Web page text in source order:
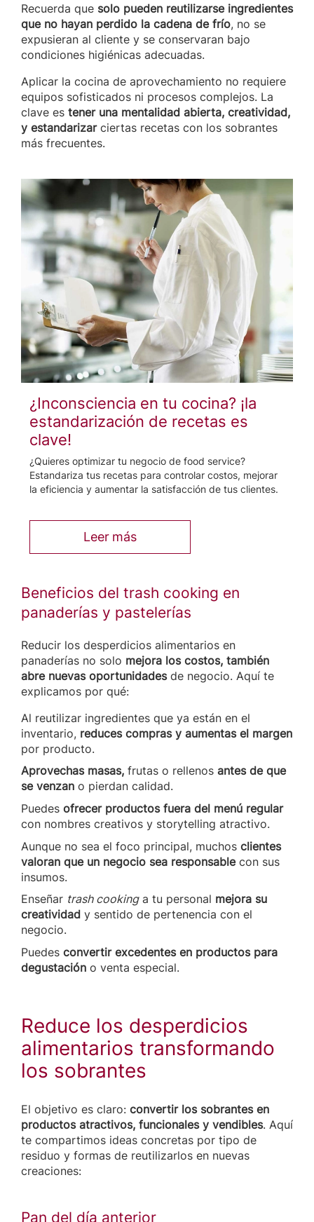
Recuerda que solo pueden reutilizarse ingredientes
que no hayan perdido la cadena de frío, no se
expusieran al cliente y se conservaran bajo
condiciones higiénicas adecuadas.
Aplicar la cocina de aprovechamiento no requiere
equipos sofisticados ni procesos complejos. La
clave es tener una mentalidad abierta, creatividad,
y estandarizarciertas recetas con los sobrantes
más frecuentes.
¿Inconsciencia en tu cocina? ¡la
estandarización de recetas es
clave!
¿Quieres optimizar tu negocio de food service?
Estandariza tus recetas para controlar costos, mejorar
la eficiencia y aumentar la satisfacción de tus clientes.
Leer más
Beneficios del trash cooking en
panaderías y pastelerías
Reducir los desperdicios alimentarios en
panaderías no solo mejora los costos, también
abre nuevas oportunidadesde negocio. Aquí te
explicamos por qué:
Al reutilizar ingredientes que ya están en el
inventario, reduces compras y aumentas el margen
por producto.
Aprovechas masas, frutas o rellenos antes de que
se venzan o pierdan calidad.
Puedes ofrecer productos fuera del menú regular
con nombres creativos y storytelling atractivo.
Aunque no sea el foco principal, muchos clientes
valoran que un negocio sea responsable con sus
insumos.
Enseñar trash cookinga tu personal mejora su
creatividad y sentido de pertenencia con el
negocio.
Puedes convertir excedentes en productos para
degustación o venta especial.
Reduce los desperdicios
alimentarios transformando
los sobrantes
El objetivo es claro: convertir los sobrantes en
productos atractivos, funcionales y vendibles. Aquí
te compartimos ideas concretas por tipo de
residuo y formas de reutilizarlos en nuevas
creaciones:
Pan del día anterior